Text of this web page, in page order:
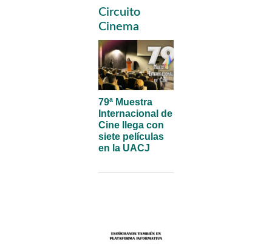
Primary
Sidebar
Circuito
Cinema
79ª Muestra
Internacional de
Cine llega con
siete películas
en la UACJ